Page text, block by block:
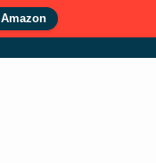
Amazon